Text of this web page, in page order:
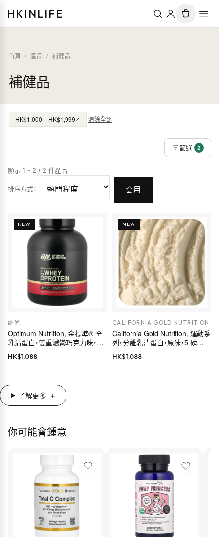
HKINLIFE
首頁 / 產品 / 補健品
補健品
HK$1,000 – HK$1,999 清除全部
篩選 2
顯示 1 - 2 / 2 件產品
排序方式： 套用
NEW
謎尚
Optimum Nutrition, 金標準® 全
乳清蛋白，雙重濃鬱巧克力味，
5.05 磅（2.29 千克）
HK$1,088
NEW
CALIFORNIA GOLD NUTRITION
California Gold Nutrition, 運動系
列，分離乳清蛋白，原味，5 磅
（2.27 千克）
HK$1,088
了解更多
你可能會鍾意